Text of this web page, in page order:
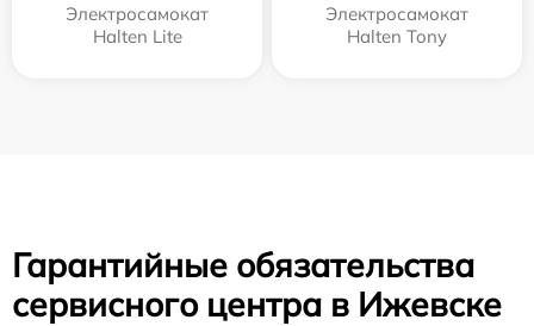
Электросамокат
Halten Lite
Электросамокат
Halten Tony
Гарантийные обязательства
сервисного центра в Ижевске